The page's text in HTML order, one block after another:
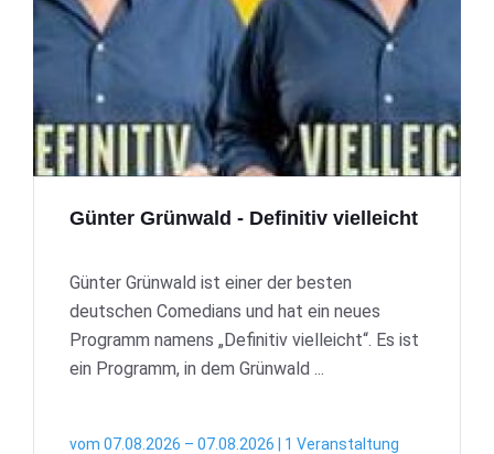
Günter Grünwald - Definitiv vielleicht
Günter Grünwald ist einer der besten
deutschen Comedians und hat ein neues
Programm namens „Definitiv vielleicht“. Es ist
ein Programm, in dem Grünwald ...
vom 07.08.2026 – 07.08.2026 | 1 Veranstaltung